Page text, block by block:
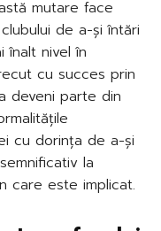
mutare face
de a-și întări
înalt nivel în
cu succes prin
deveni parte din
cu dorința de a-și
la
care este implicat.